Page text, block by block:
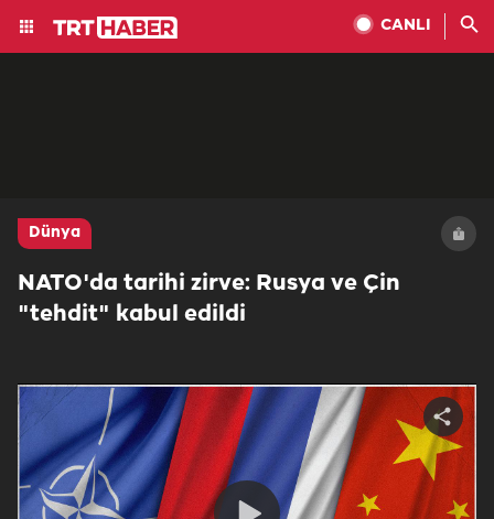
CANLI
Dünya
NATO'da tarihi zirve: Rusya ve Çin
"tehdit" kabul edildi
Share
video